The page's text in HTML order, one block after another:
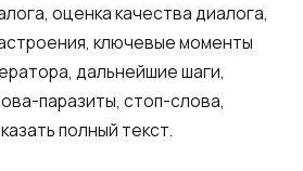
оценка качества диалога,
ключевые моменты
дальнейшие шаги,
паразиты, стоп-слова,
полный текст.